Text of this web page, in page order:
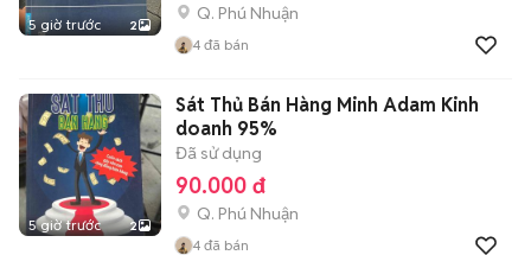
5 giờ trước 2
Q. Phú Nhuận
4 đã bán
5 giờ trước 2
Sát Thủ Bán Hàng Minh Adam Kinh
doanh 95%
Đã sử dụng
90.000 đ
Q. Phú Nhuận
4 đã bán